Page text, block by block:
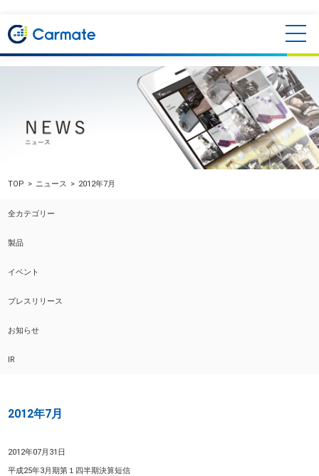
TOP ニュース 2012年7月
全カテゴリー
製品
イベント
プレスリリース
お知らせ
IR
2012年7月
2012年07月31日
平成25年3月期第１四半期決算短信